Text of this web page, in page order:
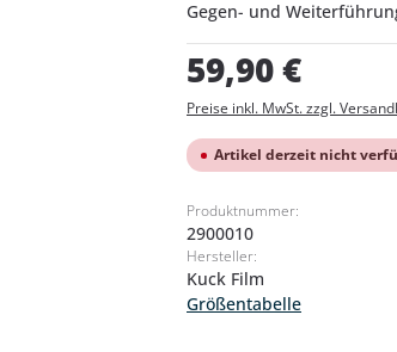
Gegen- und
Regulärer Preis:
59,90 €
Preise inkl. MwSt. zzgl.
Artikel derzeit nicht
Produktnummer:
2900010
Hersteller:
Kuck Film
Größentabelle